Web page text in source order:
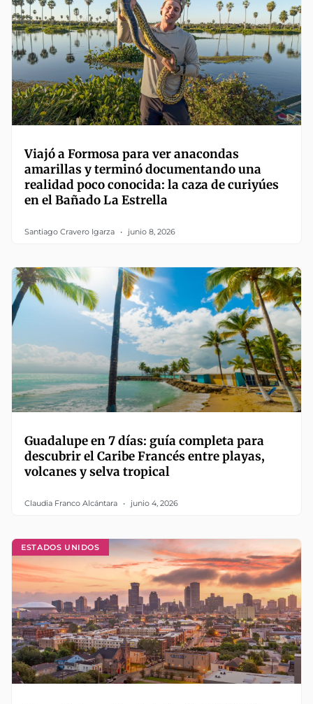
Viajó a Formosa para ver anacondas
amarillas y terminó documentando una
realidad poco conocida: la caza de curiyúes
en el Bañado La Estrella
Santiago Cravero Igarza junio 8, 2026
Guadalupe en 7 días: guía completa para
descubrir el Caribe Francés entre playas,
volcanes y selva tropical
Claudia Franco Alcántara junio 4, 2026
ESTADOS UNIDOS